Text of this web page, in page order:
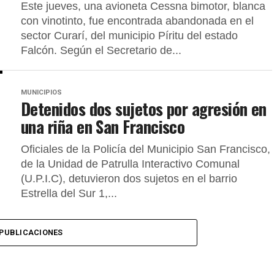
Este jueves, una avioneta Cessna bimotor, blanca
con vinotinto, fue encontrada abandonada en el
sector Curarí, del municipio Píritu del estado
Falcón. Según el Secretario de...
MUNICIPIOS
Detenidos dos sujetos por agresión en
una riña en San Francisco
Oficiales de la Policía del Municipio San Francisco,
de la Unidad de Patrulla Interactivo Comunal
(U.P.I.C), detuvieron dos sujetos en el barrio
Estrella del Sur 1,...